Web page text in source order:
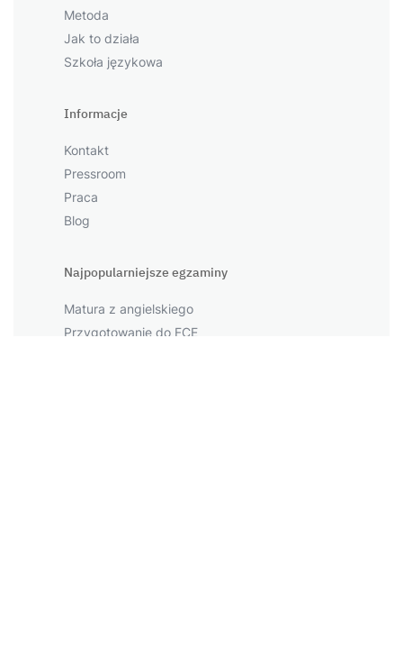
Metoda
Jak to działa
Szkoła językowa
Informacje
Kontakt
Pressroom
Praca
Blog
Najpopularniejsze egzaminy
Matura z angielskiego
Przygotowanie do FCE